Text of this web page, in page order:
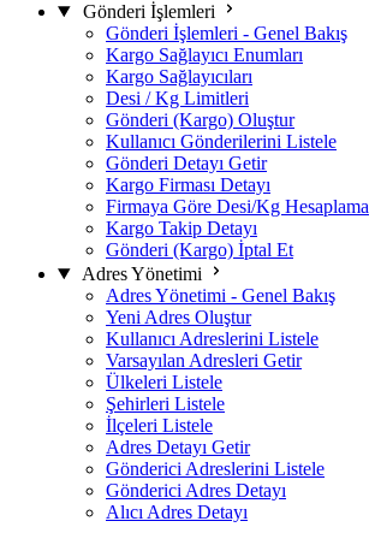
Gönderi İşlemleri
Gönderi İşlemleri - Genel Bakış
Kargo Sağlayıcı Enumları
Kargo Sağlayıcıları
Desi / Kg Limitleri
Gönderi (Kargo) Oluştur
Kullanıcı Gönderilerini Listele
Gönderi Detayı Getir
Kargo Firması Detayı
Firmaya Göre Desi/Kg Hesaplama
Kargo Takip Detayı
Gönderi (Kargo) İptal Et
Adres Yönetimi
Adres Yönetimi - Genel Bakış
Yeni Adres Oluştur
Kullanıcı Adreslerini Listele
Varsayılan Adresleri Getir
Ülkeleri Listele
Şehirleri Listele
İlçeleri Listele
Adres Detayı Getir
Gönderici Adreslerini Listele
Gönderici Adres Detayı
Alıcı Adres Detayı